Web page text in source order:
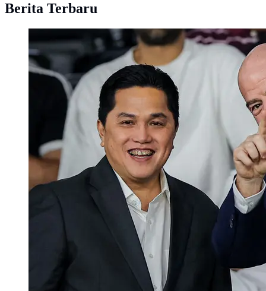
Berita Terbaru